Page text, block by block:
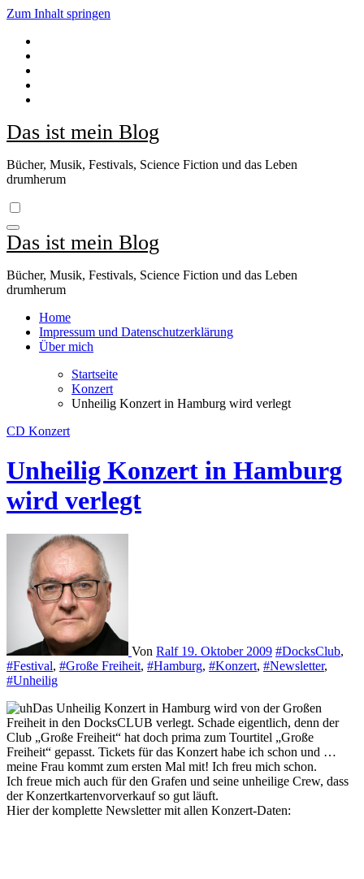
Zum Inhalt springen
Das ist mein Blog
Bücher, Musik, Festivals, Science Fiction und das Leben
drumherum
Das ist mein Blog
Bücher, Musik, Festivals, Science Fiction und das Leben
drumherum
Home
Impressum und Datenschutzerklärung
Über mich
Startseite
Konzert
Unheilig Konzert in Hamburg wird verlegt
CD Konzert
Unheilig Konzert in Hamburg
wird verlegt
Von Ralf 19. Oktober 2009 #DocksClub,
#Festival, #Große Freiheit, #Hamburg, #Konzert, #Newsletter,
#Unheilig
Das Unheilig Konzert in Hamburg wird von der Großen
Freiheit in den DocksCLUB verlegt. Schade eigentlich, denn der
Club „Große Freiheit“ hat doch prima zum Tourtitel „Große
Freiheit“ gepasst. Tickets für das Konzert habe ich schon und …
meine Frau kommt zum ersten Mal mit! Ich freu mich schon.
Ich freue mich auch für den Grafen und seine unheilige Crew, dass
der Konzertkartenvorverkauf so gut läuft.
Hier der komplette Newsletter mit allen Konzert-Daten: